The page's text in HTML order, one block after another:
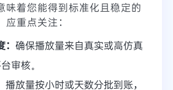
味着您能得到标准化且稳定的
重点关注：
确保播放量来自真实或高仿真
审核。
播放量按小时或天数分批到账，